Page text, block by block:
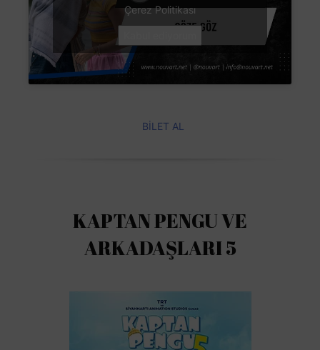
Çerez Politikası
BİLET AL
KAPTAN PENGU VE
ARKADAŞLARI 5